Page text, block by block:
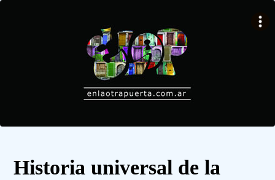
Historia universal de la